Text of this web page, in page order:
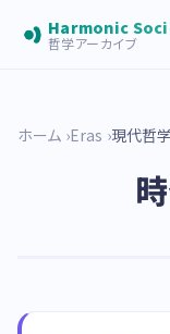
Harmonic
哲学アーカイブ
ホーム Eras 現代哲学